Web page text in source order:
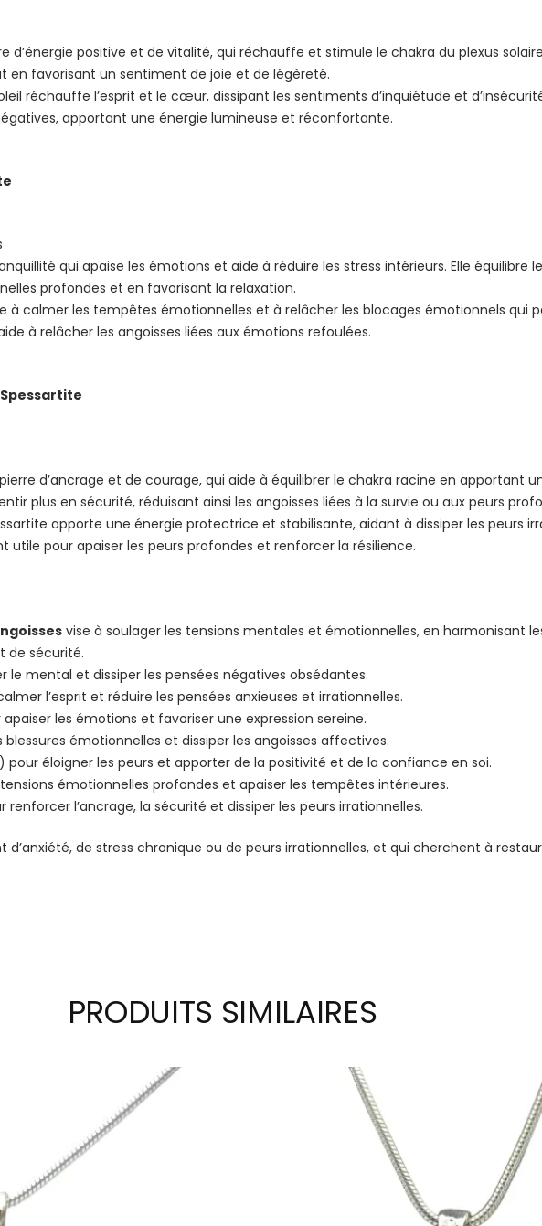
d’énergie positive et de vitalité, qui réchauffe et stimule le chakra du plexus
en favorisant un sentiment de joie et de légèreté.
réchauffe l’esprit et le cœur, dissipant les sentiments d’inquiétude et
apportant une énergie lumineuse et réconfortante.
qui apaise les émotions et aide à réduire les stress intérieurs. Elle équilibre
profondes et en favorisant la relaxation.
à calmer les tempêtes émotionnelles et à relâcher les blocages émotionnels qui
à relâcher les angoisses liées aux émotions refoulées.
d’ancrage et de courage, qui aide à équilibrer le chakra racine en apportant
plus en sécurité, réduisant ainsi les angoisses liées à la survie ou aux peurs
apporte une énergie protectrice et stabilisante, aidant à dissiper les peurs
pour apaiser les peurs profondes et renforcer la résilience.
vise à soulager les tensions mentales et émotionnelles, en harmonisant
de sécurité.
le mental et dissiper les pensées négatives obsédantes.
l’esprit et réduire les pensées anxieuses et irrationnelles.
les émotions et favoriser une expression sereine.
émotionnelles et dissiper les angoisses affectives.
pour éloigner les peurs et apporter de la positivité et de la confiance en soi.
émotionnelles profondes et apaiser les tempêtes intérieures.
l’ancrage, la sécurité et dissiper les peurs irrationnelles.
de stress chronique ou de peurs irrationnelles, et qui cherchent à
PRODUITS SIMILAIRES